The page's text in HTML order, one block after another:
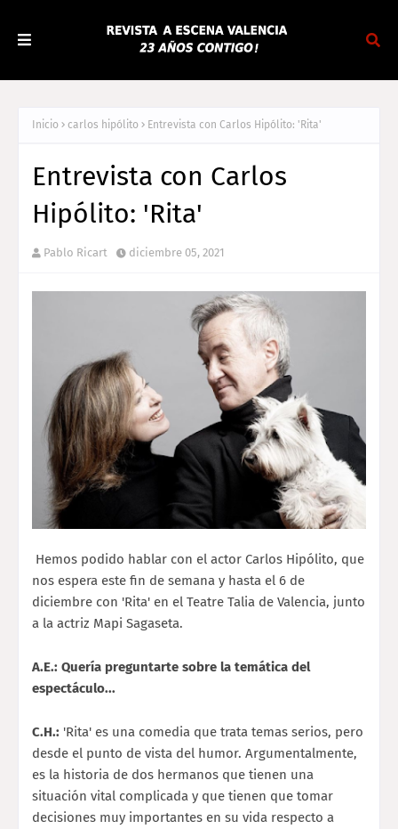
Inicio carlos hipólito Entrevista con Carlos Hipólito: 'Rita'
Entrevista con Carlos
Hipólito: 'Rita'
Pablo Ricart diciembre 05, 2021
Hemos podido hablar con el actor Carlos Hipólito, que
nos espera este fin de semana y hasta el 6 de
diciembre con 'Rita' en el Teatre Talia de Valencia, junto
a la actriz Mapi Sagaseta.
A.E.: Quería preguntarte sobre la temática del
espectáculo...
C.H.: 'Rita' es una comedia que trata temas serios, pero
desde el punto de vista del humor. Argumentalmente,
es la historia de dos hermanos que tienen una
situación vital complicada y que tienen que tomar
decisiones muy importantes en su vida respecto a